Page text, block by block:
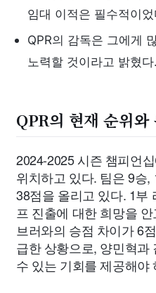
임대 이적은 필수적이
QPR의 감독은 그에게
노력할 것이라고 밝혔다.
QPR의 현재 순위와
2024-2025 시즌 챔피언
위치하고 있다. 팀은 9승
38점을 올리고 있다. 1부
프 진출에 대한 희망을
브러와의 승점 차이가 6
급한 상황으로, 양민혁
수 있는 기회를 제공해야